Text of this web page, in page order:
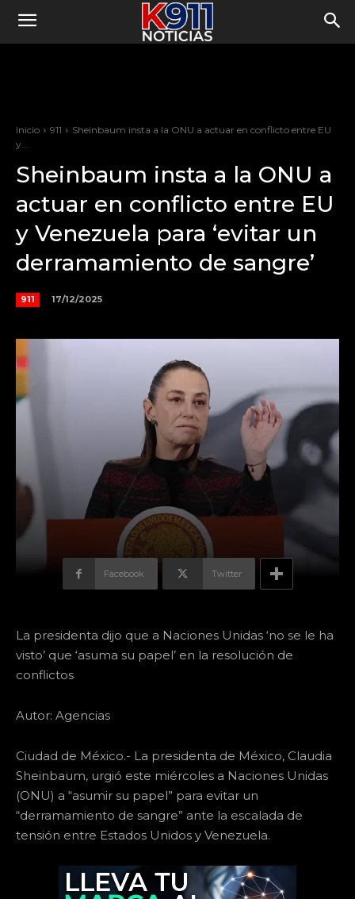
Inicio 911
Sheinbaum insta a la ONU a actuar en conflicto entre EU
y...
Sheinbaum insta a la ONU a
actuar en conflicto entre EU
y Venezuela para ‘evitar un
derramamiento de sangre’
911 17/12/2025
Facebook Twitter
La presidenta dijo que a Naciones Unidas ‘no se le ha
visto’ que ‘asuma su papel’ en la resolución de
conflictos
Autor: Agencias
Ciudad de México.- La presidenta de México, Claudia
Sheinbaum, urgió este miércoles a Naciones Unidas
(ONU) a “asumir su papel” para evitar un
“derramamiento de sangre” ante la escalada de
tensión entre Estados Unidos y Venezuela.